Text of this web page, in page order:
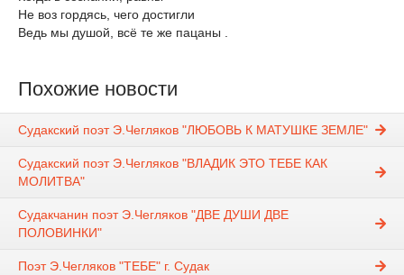
Не воз гордясь, чего достигли
Ведь мы душой, всё те же пацаны .
Похожие новости
Судакский поэт Э.Чегляков "ЛЮБОВЬ К МАТУШКЕ ЗЕМЛЕ"
Судакский поэт Э.Чегляков "ВЛАДИК ЭТО ТЕБЕ КАК
МОЛИТВА"
Судакчанин поэт Э.Чегляков "ДВЕ ДУШИ ДВЕ
ПОЛОВИНКИ"
Поэт Э.Чегляков "ТЕБЕ" г. Судак